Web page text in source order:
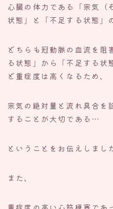
心臓の体力である「宗気（
状態」と「不足する状態」
どちらも冠動脈の血流を阻
る状態」から「不足する状
ど重症度は高くなるため、
宗気の絶対量と流れ具合を
することが大切である…
ということをお伝えしまし
また、